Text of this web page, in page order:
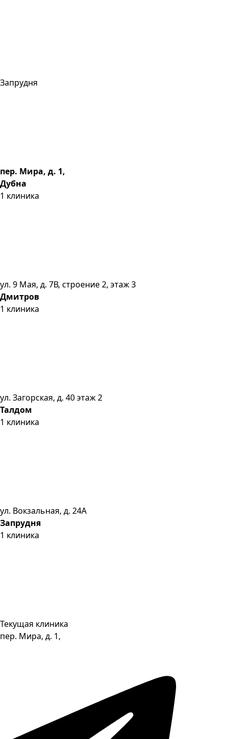
Запрудня
пер. Мира, д. 1,
Дубна
1 клиника
ул. 9 Мая, д. 7В, строение 2, этаж 3
Дмитров
1 клиника
ул. Загорская, д. 40 этаж 2
Талдом
1 клиника
ул. Вокзальная, д. 24А
Запрудня
1 клиника
Текущая клиника
пер. Мира, д. 1,